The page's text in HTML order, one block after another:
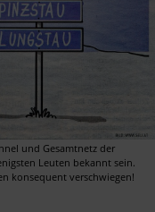
und Gesamtnetz der
Leuten bekannt sein.
konsequent verschwiegen!